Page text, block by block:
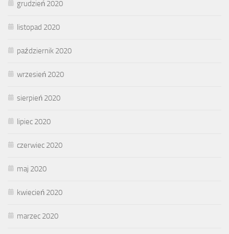
grudzień 2020
listopad 2020
październik 2020
wrzesień 2020
sierpień 2020
lipiec 2020
czerwiec 2020
maj 2020
kwiecień 2020
marzec 2020